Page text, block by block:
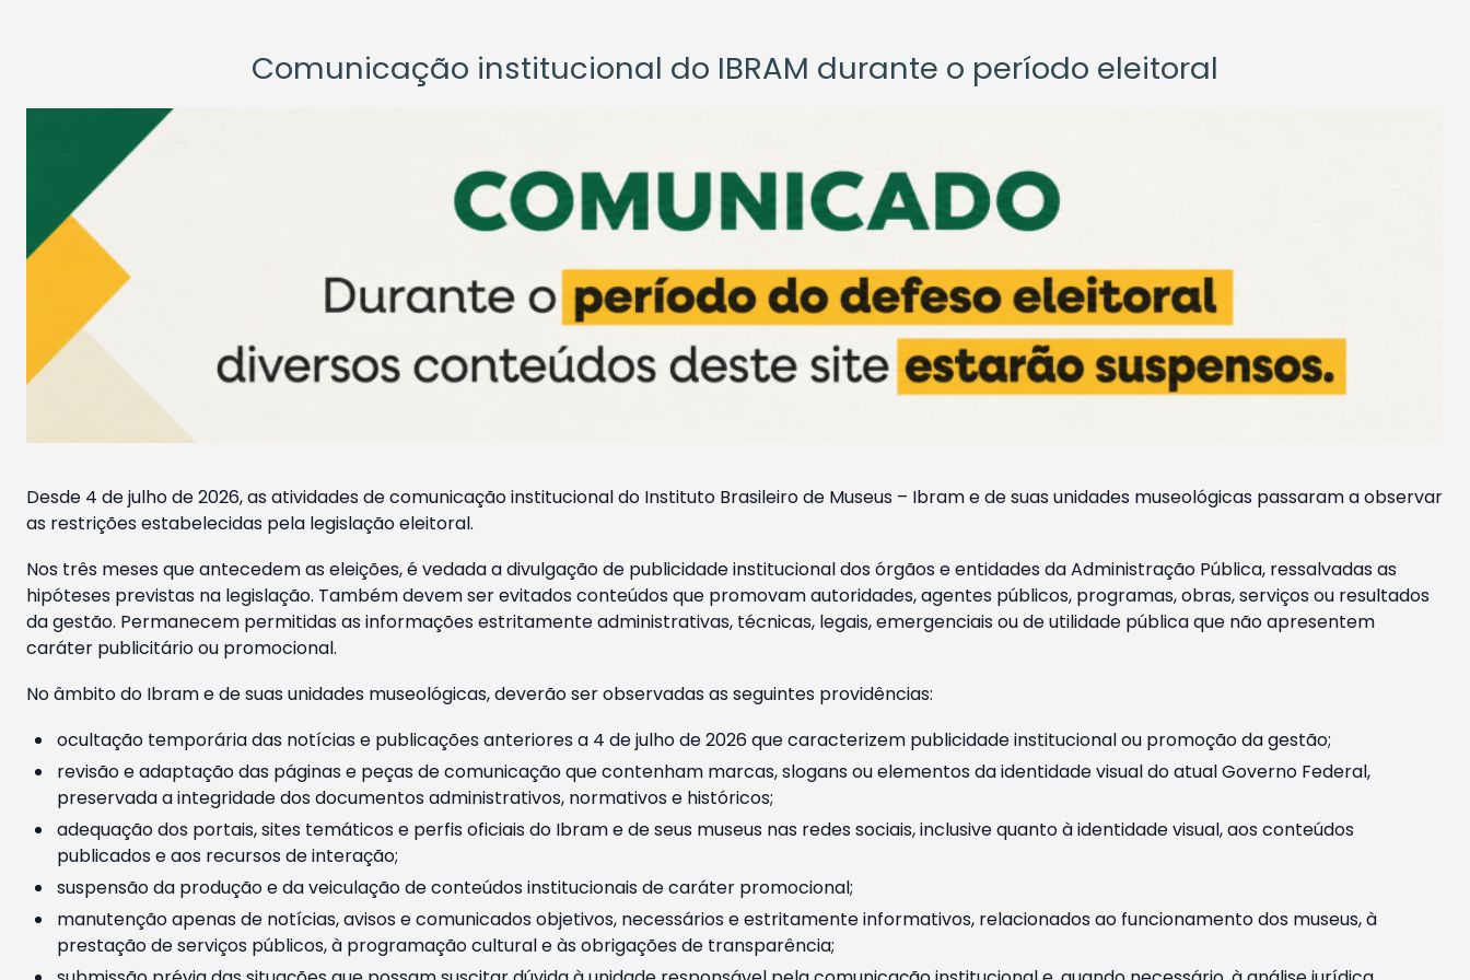
Comunicação institucional do IBRAM durante o período eleitoral
Desde 4 de julho de 2026, as atividades de comunicação institucional do Instituto Brasileiro de Museus – Ibram e de suas unidades museológicas passaram a observar
as restrições estabelecidas pela legislação eleitoral.
Nos três meses que antecedem as eleições, é vedada a divulgação de publicidade institucional dos órgãos e entidades da Administração Pública, ressalvadas as
hipóteses previstas na legislação. Também devem ser evitados conteúdos que promovam autoridades, agentes públicos, programas, obras, serviços ou resultados
da gestão. Permanecem permitidas as informações estritamente administrativas, técnicas, legais, emergenciais ou de utilidade pública que não apresentem
caráter publicitário ou promocional.
No âmbito do Ibram e de suas unidades museológicas, deverão ser observadas as seguintes providências:
ocultação temporária das notícias e publicações anteriores a 4 de julho de 2026 que caracterizem publicidade institucional ou promoção da gestão;
revisão e adaptação das páginas e peças de comunicação que contenham marcas, slogans ou elementos da identidade visual do atual Governo Federal,
preservada a integridade dos documentos administrativos, normativos e históricos;
adequação dos portais, sites temáticos e perfis oficiais do Ibram e de seus museus nas redes sociais, inclusive quanto à identidade visual, aos conteúdos
publicados e aos recursos de interação;
suspensão da produção e da veiculação de conteúdos institucionais de caráter promocional;
manutenção apenas de notícias, avisos e comunicados objetivos, necessários e estritamente informativos, relacionados ao funcionamento dos museus, à
prestação de serviços públicos, à programação cultural e às obrigações de transparência;